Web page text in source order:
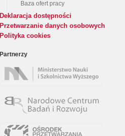
Baza ofert pracy
Deklaracja dostępności
Przetwarzanie danych osobowych
Polityka cookies
Partnerzy